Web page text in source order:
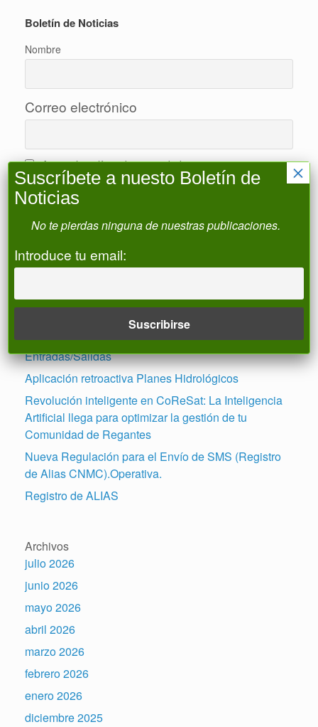
Boletín de Noticias
Nombre
Correo electrónico
Acepto la política de privacidad
Buscar
Reserva de números en Registro Avanzado de
Entradas/Salidas
Aplicación retroactiva Planes Hidrológicos
Revolución inteligente en CoReSat: La Inteligencia
Artificial llega para optimizar la gestión de tu
Comunidad de Regantes
Nueva Regulación para el Envío de SMS (Registro
de Alias CNMC).Operativa.
Registro de ALIAS
Archivos
julio 2026
junio 2026
mayo 2026
abril 2026
marzo 2026
febrero 2026
enero 2026
diciembre 2025
Suscríbete a nuesto Boletín de
Noticias
No te pierdas ninguna de nuestras publicaciones.
Introduce tu email:
×